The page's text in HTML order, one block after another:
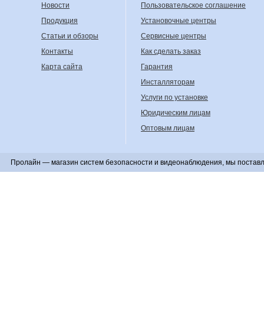
Новости
Продукция
Статьи и обзоры
Контакты
Карта сайта
Пользовательское соглашение
Установочные центры
Сервисные центры
Как сделать заказ
Гарантия
Инсталляторам
Услуги по установке
Юридическим лицам
Оптовым лицам
Пролайн — магазин систем безопасности и видеонаблюдения, мы